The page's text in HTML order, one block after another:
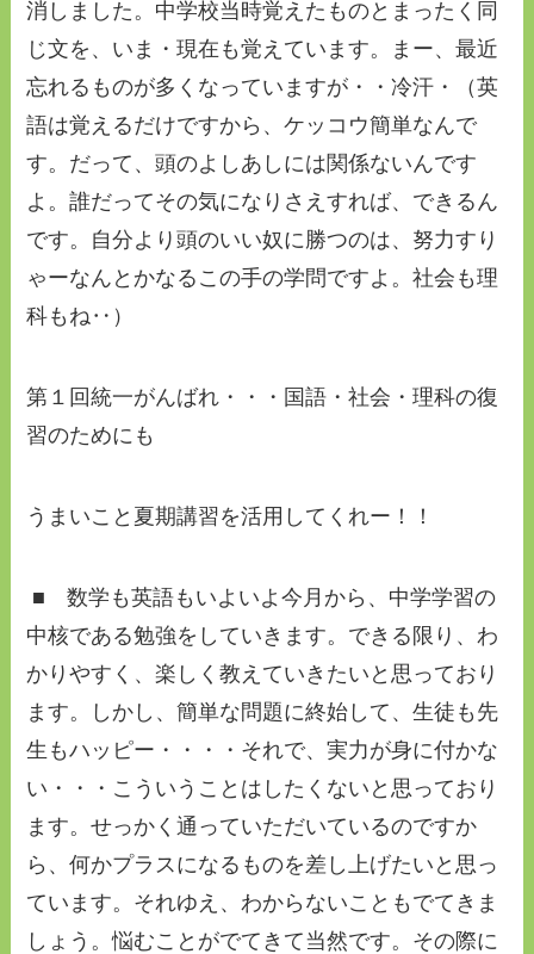
消しました。中学校当時覚えたものとまったく同
じ文を、いま・現在も覚えています。まー、最近
忘れるものが多くなっていますが・・冷汗・（英
語は覚えるだけですから、ケッコウ簡単なんで
す。だって、頭のよしあしには関係ないんです
よ。誰だってその気になりさえすれば、できるん
です。自分より頭のいい奴に勝つのは、努力すり
ゃーなんとかなるこの手の学問ですよ。社会も理
科もね‥）
第１回統一がんばれ・・・国語・社会・理科の復
習のためにも
うまいこと夏期講習を活用してくれー！！
■ 数学も英語もいよいよ今月から、中学学習の
中核である勉強をしていきます。できる限り、わ
かりやすく、楽しく教えていきたいと思っており
ます。しかし、簡単な問題に終始して、生徒も先
生もハッピー・・・・それで、実力が身に付かな
い・・・こういうことはしたくないと思っており
ます。せっかく通っていただいているのですか
ら、何かプラスになるものを差し上げたいと思っ
ています。それゆえ、わからないこともでてきま
しょう。悩むことがでてきて当然です。その際に